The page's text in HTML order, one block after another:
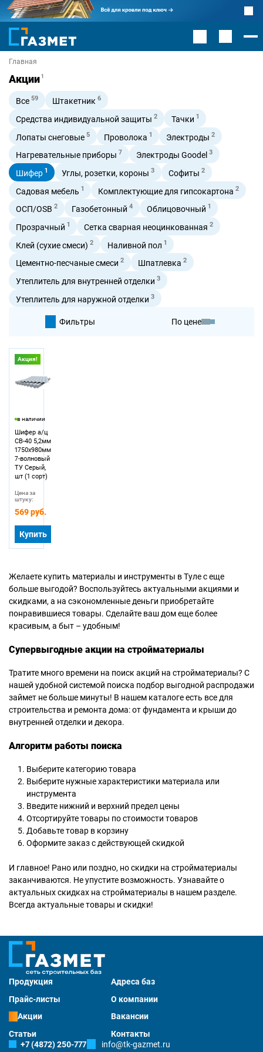
Главная
Акции1
Все 59 Штакетник 6
Средства индивидуальной защиты 2 Тачки 1
Лопаты снеговые 5 Проволока 1 Электроды 2
Нагревательные приборы 7 Электроды Goodel 3
Шифер 1 Углы, розетки, короны 3 Софиты 2
Садовая мебель 1 Комплектующие для гипсокартона 2
ОСП/OSB 2 Газобетонный 4 Облицовочный 1
Прозрачный 1 Сетка сварная неоцинкованная 2
Клей (сухие смеси) 2 Наливной пол 1
Цементно-песчаные смеси 2 Шпатлевка 2
Утеплитель для внутренней отделки 3
Утеплитель для наружной отделки 3
По цене
Фильтры
Акция!
в наличии
Шифер а/ц
СВ-40 5,2мм
1750х980мм
7-волновый
ТУ Серый,
шт (1 сорт)
Цена за
штуку:
569 руб.
Купить
Желаете купить материалы и инструменты в Туле с еще
больше выгодой? Воспользуйтесь актуальными акциями и
скидками, а на сэкономленные деньги приобретайте
понравившиеся товары. Сделайте ваш дом еще более
красивым, а быт – удобным!
Супервыгодные акции на стройматериалы
Тратите много времени на поиск акций на стройматериалы? С
нашей удобной системой поиска подбор выгодной распродажи
займет не больше минуты! В нашем каталоге есть все для
строительства и ремонта дома: от фундамента и крыши до
внутренней отделки и декора.
Алгоритм работы поиска
Выберите категорию товара
Выберите нужные характеристики материала или
инструмента
Введите нижний и верхний предел цены
Отсортируйте товары по стоимости товаров
Добавьте товар в корзину
Оформите заказ с действующей скидкой
И главное! Рано или поздно, но скидки на стройматериалы
заканчиваются. Не упустите возможность. Узнавайте о
актуальных скидках на стройматериалы в нашем разделе.
Всегда актуальные товары и скидки!
Продукция
Адреса баз
Прайс-листы
О компании
Акции
Вакансии
Статьи
Контакты
+7 (4872) 250-777
info@tk-gazmet.ru